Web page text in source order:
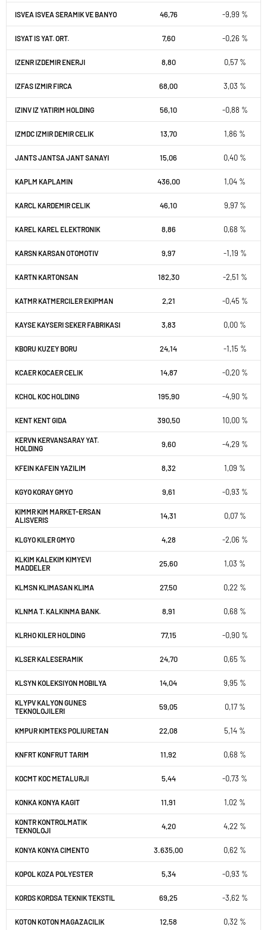
ISVEA ISVEA SERAMIK VE BANYO 46,76 -9,99 %
ISYAT IS YAT. ORT. 7,60 -0,26 %
IZENR IZDEMIR ENERJI 8,80 0,57 %
IZFAS IZMIR FIRCA 68,00 3,03 %
IZINV IZ YATIRIM HOLDING 56,10 -0,88 %
IZMDC IZMIR DEMIR CELIK 13,70 1,86 %
JANTS JANTSA JANT SANAYI 15,06 0,40 %
KAPLM KAPLAMIN 436,00 1,04 %
KARCL KARDEMIR CELIK 46,10 9,97 %
KAREL KAREL ELEKTRONIK 8,86 0,68 %
KARSN KARSAN OTOMOTIV 9,97 -1,19 %
KARTN KARTONSAN 182,30 -2,51 %
KATMR KATMERCILER EKIPMAN 2,21 -0,45 %
KAYSE KAYSERI SEKER FABRIKASI 3,83 0,00 %
KBORU KUZEY BORU 24,14 -1,15 %
KCAER KOCAER CELIK 14,87 -0,20 %
KCHOL KOC HOLDING 195,90 -4,90 %
KENT KENT GIDA 390,50 10,00 %
KERVN KERVANSARAY YAT.
HOLDING
9,60 -4,29 %
KFEIN KAFEIN YAZILIM 8,32 1,09 %
KGYO KORAY GMYO 9,61 -0,93 %
KIMMR KIM MARKET-ERSAN
ALISVERIS
14,31 0,07 %
KLGYO KILER GMYO 4,28 -2,06 %
KLKIM KALEKIM KIMYEVI
MADDELER
25,60 1,03 %
KLMSN KLIMASAN KLIMA 27,50 0,22 %
KLNMA T. KALKINMA BANK. 8,91 0,68 %
KLRHO KILER HOLDING 77,15 -0,90 %
KLSER KALESERAMIK 24,70 0,65 %
KLSYN KOLEKSIYON MOBILYA 14,04 9,95 %
KLYPV KALYON GUNES
TEKNOLOJILERI
59,05 0,17 %
KMPUR KIMTEKS POLIURETAN 22,08 5,14 %
KNFRT KONFRUT TARIM 11,92 0,68 %
KOCMT KOC METALURJI 5,44 -0,73 %
KONKA KONYA KAGIT 11,91 1,02 %
KONTR KONTROLMATIK
TEKNOLOJI
4,20 4,22 %
KONYA KONYA CIMENTO 3.635,00 0,62 %
KOPOL KOZA POLYESTER 5,34 -0,93 %
KORDS KORDSA TEKNIK TEKSTIL 69,25 -3,62 %
KOTON KOTON MAGAZACILIK 12,58 0,32 %